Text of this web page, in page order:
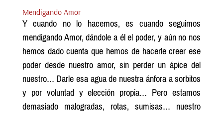
Mendigando Amor
Y cuando no lo hacemos, es cuando seguimos
mendigando Amor, dándole a él el poder, y aún no nos
hemos dado cuenta que hemos de hacerle creer ese
poder desde nuestro amor, sin perder un ápice del
nuestro… Darle esa agua de nuestra ánfora a sorbitos
y por voluntad y elección propia… Pero estamos
demasiado malogradas, rotas, sumisas… nuestro